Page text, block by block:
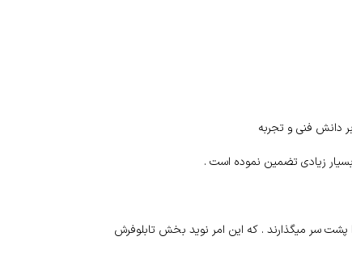
دانش فنی و تجربه
زیادی تضمین نموده است .
پشت سر میگذارند . که این امر نوید بخش تابلوفرش